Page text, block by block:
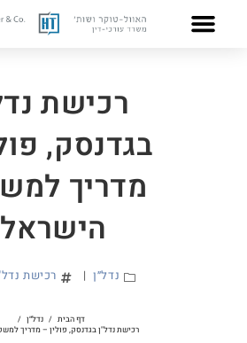
רכישת
בגדנסק,
מדריך
נדל״ן רכישת
דף הבית / נדל״ן /
רכישת נדל"ן בגדנסק, פולין – מדריך